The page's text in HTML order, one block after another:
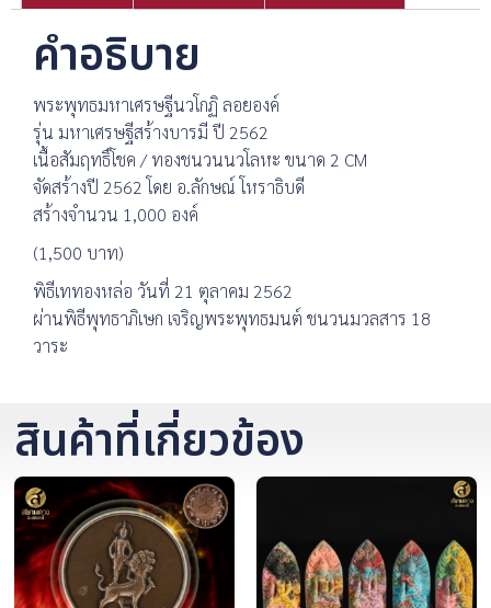
คำอธิบาย
พระพุทธมหาเศรษฐีนวโกฏิ ลอยองค์
รุ่น มหาเศรษฐีสร้างบารมี ปี 2562
เนื้อสัมฤทธิ์โชค / ทองชนวนนวโลหะ ขนาด 2 CM
จัดสร้างปี 2562 โดย อ.ลักษณ์ โหราธิบดี
สร้างจำนวน 1,000 องค์
(1,500 บาท)
พิธีเททองหล่อ วันที่ 21 ตุลาคม 2562
ผ่านพิธีพุทธาภิเษก เจริญพระพุทธมนต์ ชนวนมวลสาร 18
วาระ
สินค้าที่เกี่ยวข้อง